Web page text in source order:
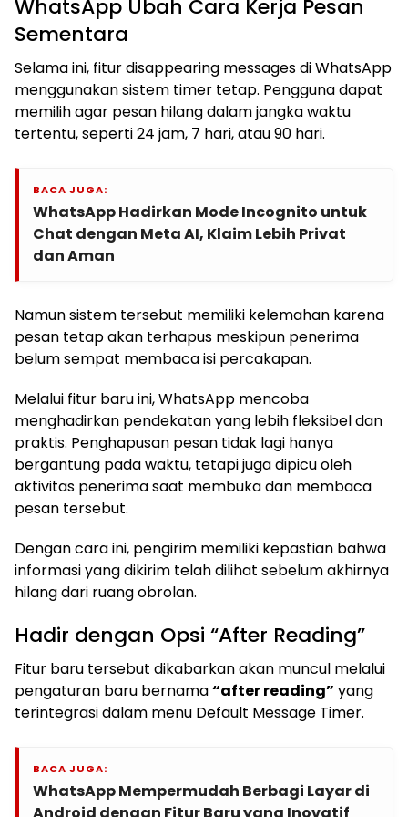
WhatsApp Ubah Cara Kerja Pesan
Sementara
Selama ini, fitur disappearing messages di WhatsApp
menggunakan sistem timer tetap. Pengguna dapat
memilih agar pesan hilang dalam jangka waktu
tertentu, seperti 24 jam, 7 hari, atau 90 hari.
BACA JUGA:
WhatsApp Hadirkan Mode Incognito untuk
Chat dengan Meta AI, Klaim Lebih Privat
dan Aman
Namun sistem tersebut memiliki kelemahan karena
pesan tetap akan terhapus meskipun penerima
belum sempat membaca isi percakapan.
Melalui fitur baru ini, WhatsApp mencoba
menghadirkan pendekatan yang lebih fleksibel dan
praktis. Penghapusan pesan tidak lagi hanya
bergantung pada waktu, tetapi juga dipicu oleh
aktivitas penerima saat membuka dan membaca
pesan tersebut.
Dengan cara ini, pengirim memiliki kepastian bahwa
informasi yang dikirim telah dilihat sebelum akhirnya
hilang dari ruang obrolan.
Hadir dengan Opsi “After Reading”
Fitur baru tersebut dikabarkan akan muncul melalui
pengaturan baru bernama“after reading” yang
terintegrasi dalam menu Default Message Timer.
BACA JUGA:
WhatsApp Mempermudah Berbagi Layar di